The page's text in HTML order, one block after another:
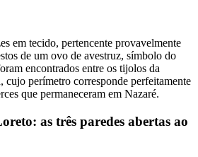
em tecido, pertencente provavelmente
de um ovo de avestruz, símbolo do
encontrados entre os tijolos da
cujo perímetro corresponde perfeitamente
que permaneceram em Nazaré.
as três paredes abertas ao